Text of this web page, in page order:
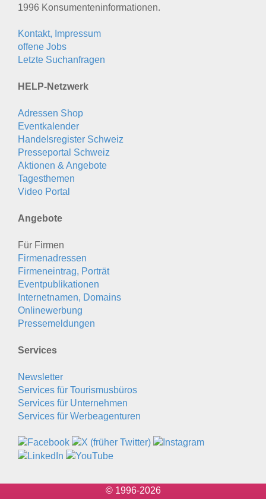
1996 Konsumenten­informationen.
Kontakt, Impressum
offene Jobs
Letzte Suchanfragen
HELP-Netzwerk
Adressen Shop
Eventkalender
Handelsregister Schweiz
Presseportal Schweiz
Aktionen & Angebote
Tagesthemen
Video Portal
Angebote
Für Firmen
Firmenadressen
Firmeneintrag, Porträt
Eventpublikationen
Internetnamen, Domains
Onlinewerbung
Pressemeldungen
Services
Newsletter
Services für Tourismusbüros
Services für Unternehmen
Services für Werbeagenturen
© 1996-2026